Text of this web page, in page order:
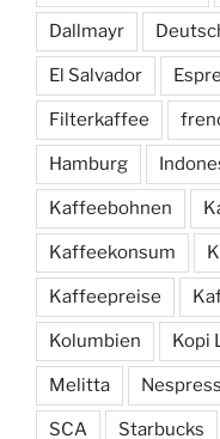
Dallmayr
El Salvador
Filterkaffee
Hamburg
Kaffeebohnen
Kaffeekonsum
Kaffeepreise
Kolumbien Kopi
Melitta
SCA Starbucks